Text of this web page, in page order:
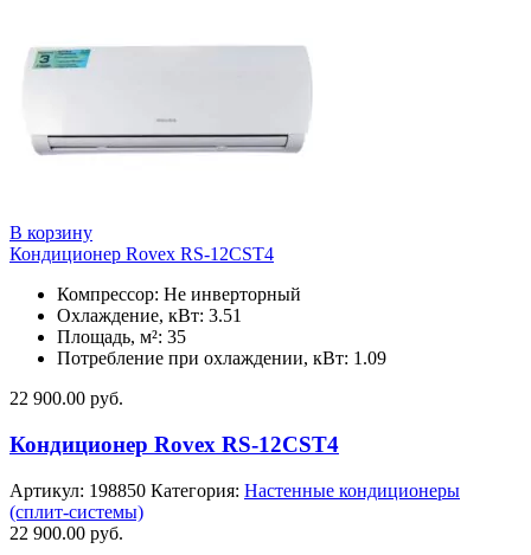
В корзину
Кондиционер Rovex RS-12CST4
Компрессор: Не инверторный
Охлаждение, кВт: 3.51
Площадь, м²: 35
Потребление при охлаждении, кВт: 1.09
22 900.00 руб.
Кондиционер Rovex RS-12CST4
Артикул: 198850 Категория: Настенные кондиционеры
(сплит-системы)
22 900.00 руб.